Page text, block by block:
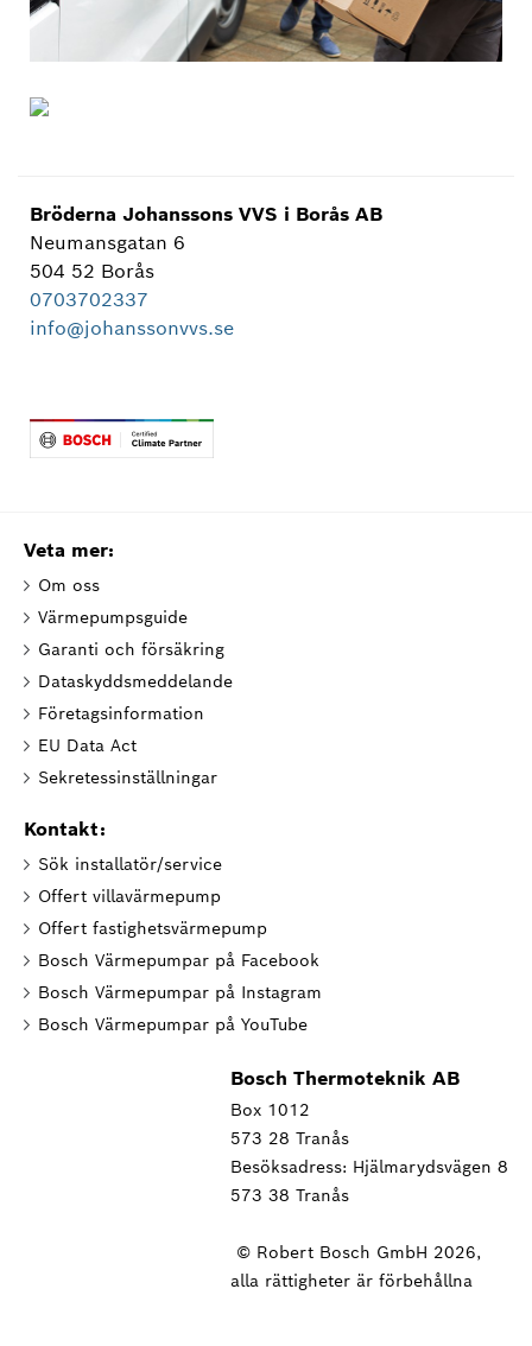
Bröderna Johanssons VVS i Borås AB
Neumansgatan 6
504 52 Borås
0703702337
info@johanssonvvs.se
Veta mer:
Om oss
Värmepumpsguide
Garanti och försäkring
Dataskyddsmeddelande
Företagsinformation
EU Data Act
Sekretessinställningar
Kontakt:
Sök installatör/service
Offert villavärmepump
Offert fastighetsvärmepump
Bosch Värmepumpar på Facebook
Bosch Värmepumpar på Instagram
Bosch Värmepumpar på YouTube
Bosch Thermoteknik AB
Box 1012
573 28 Tranås
Besöksadress: Hjälmarydsvägen 8
573 38 Tranås
© Robert Bosch GmbH 2026,
alla rättigheter är förbehållna